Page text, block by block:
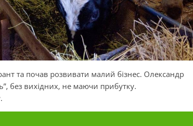
та почав розвивати малий бізнес. Олександр
без вихідних, не маючи прибутку.